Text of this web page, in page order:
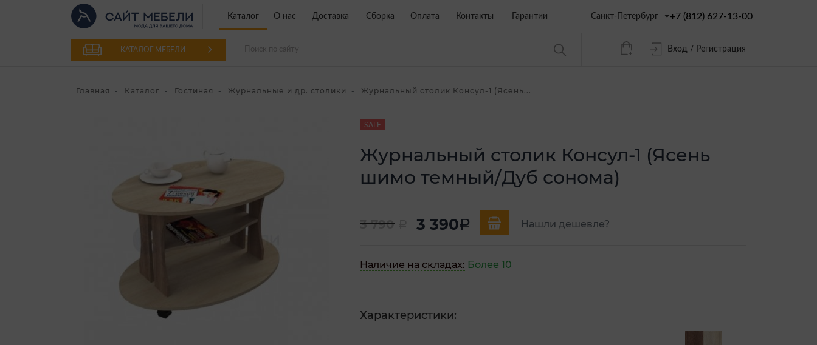
Каталог О нас Доставка Сборка Оплата Контакты Гарантии Санкт-Петербург +7 (812) 627-13-00
КАТАЛОГ МЕБЕЛИ Вход / Регистрация
Главная Каталог Гостиная Журнальные и др. столики Журнальный столик Консул-1 (Ясень...
SALE
Журнальный столик Консул-1 (Ясень
шимо темный/Дуб сонома)
3 790 3 390a Нашли дешевле?
Наличие на складах: Более 10
Характеристики: